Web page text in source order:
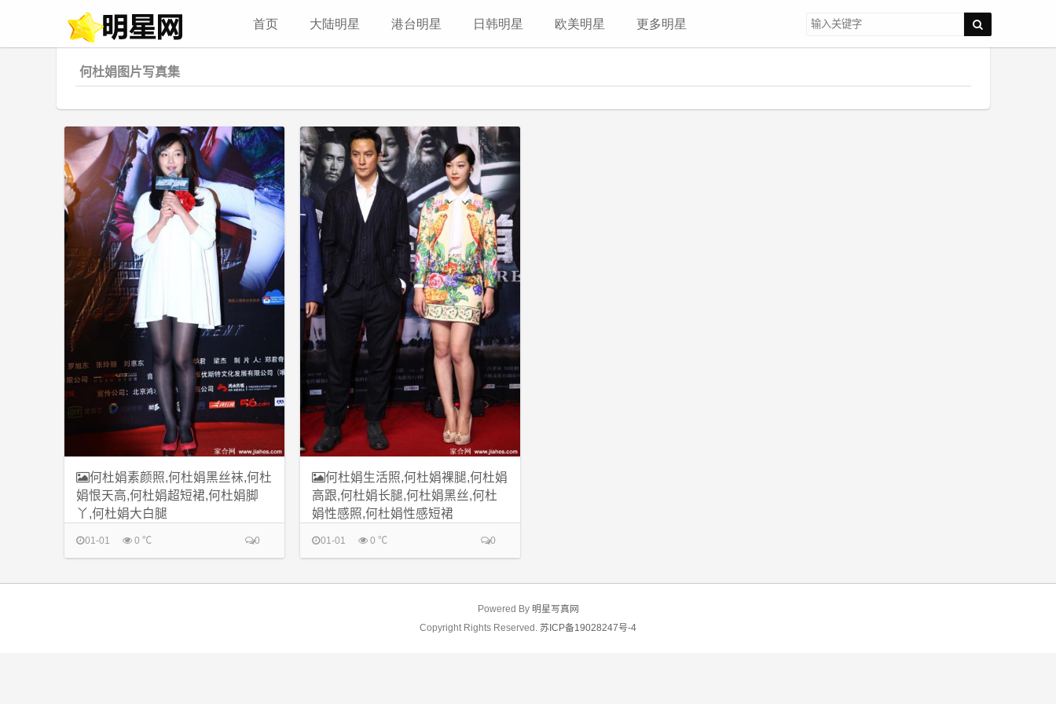
首页 大陆明星 港台明星 日韩明星 欧美明星 更多明星
何杜娟图片写真集
何杜娟素颜照,何杜娟黑丝袜,何杜
娟恨天高,何杜娟超短裙,何杜娟脚
丫,何杜娟大白腿
01-01 0 ℃ 0
何杜娟生活照,何杜娟裸腿,何杜娟
高跟,何杜娟长腿,何杜娟黑丝,何杜
娟性感照,何杜娟性感短裙
01-01 0 ℃ 0
Powered By 明星写真网
Copyright Rights Reserved. 苏ICP备19028247号-4